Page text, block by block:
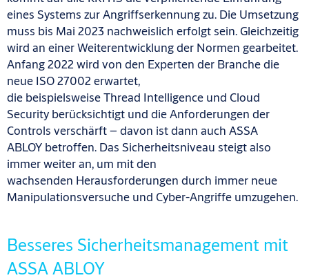
eines Systems zur Angriffserkennung zu. Die Umsetzung
muss bis Mai 2023 nachweislich erfolgt sein. Gleichzeitig
wird an einer Weiterentwicklung der Normen gearbeitet.
Anfang 2022 wird von den Experten der Branche die
neue ISO 27002 erwartet,
die beispielsweise Thread Intelligence und Cloud
Security berücksichtigt und die Anforderungen der
Controls verschärft – davon ist dann auch ASSA
ABLOY betroffen. Das Sicherheitsniveau steigt also
immer weiter an, um mit den
wachsenden Herausforderungen durch immer neue
Manipulationsversuche und Cyber-Angriffe umzugehen.
Besseres Sicherheitsmanagement mit
ASSA ABLOY